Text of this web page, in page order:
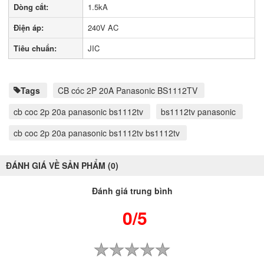
Dòng cắt:
1.5kA
Điện áp:
240V AC
Tiêu chuẩn:
JIC
Tags
CB cóc 2P 20A Panasonic BS1112TV
cb coc 2p 20a panasonic bs1112tv
bs1112tv panasonic
cb coc 2p 20a panasonic bs1112tv bs1112tv
ĐÁNH GIÁ VỀ SẢN PHẨM (0)
Đánh giá trung bình
0/5